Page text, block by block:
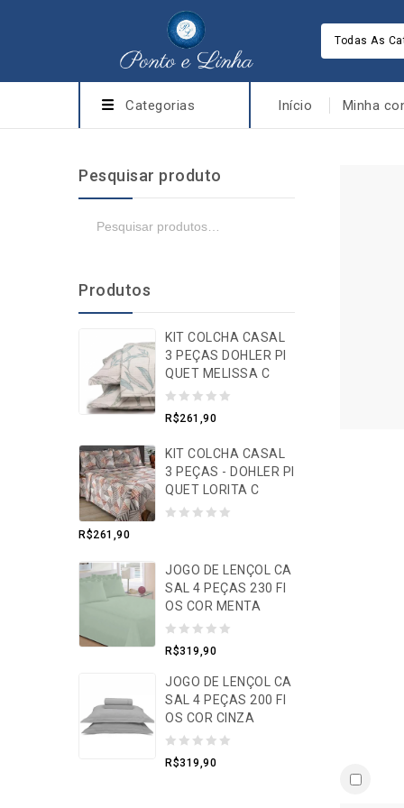
Todas As
Categorias Início Minha
Pesquisar produto
Produtos
KIT COLCHA CASAL
3 PEÇAS DOHLER PI
QUET MELISSA C
0
u
t
R$261,90
KIT COLCHA CASAL
3 PEÇAS - DOHLER PI
QUET LORITA C
u
t
R$261,90
JOGO DE LENÇOL CA
SAL 4 PEÇAS 230 FI
OS COR MENTA
0
u
t
o
f
R$319,90
JOGO DE LENÇOL CA
SAL 4 PEÇAS 200 FI
OS COR CINZA
0R$319,90